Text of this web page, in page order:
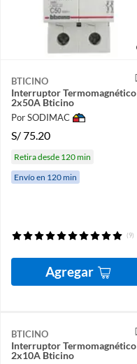
BTICINO
Interruptor Termomagnético
2x50A Bticino
Por SODIMAC
S/75.20
Retira desde 120 min
Envío en 120 min
(9)
Agregar
BTICINO
Interruptor Termomagnético
2x10A Bticino